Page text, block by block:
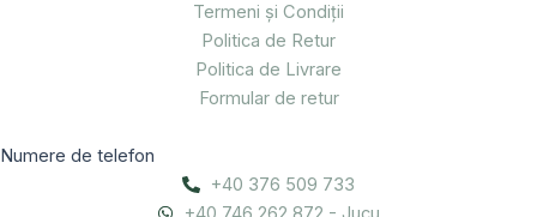
Termeni și Condiții
Politica de Retur
Politica de Livrare
Formular de retur
Numere de telefon
+40 376 509 733